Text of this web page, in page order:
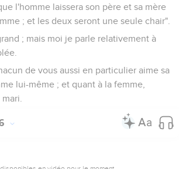
l'homme laissera son père et sa mère
; et les deux seront une seule chair".
; mais moi je parle relativement à
de vous aussi en particulier aime sa
lui-même ; et quant à la femme,